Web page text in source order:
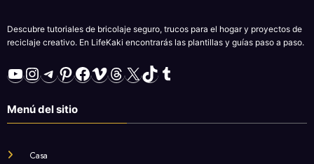
Descubre tutoriales de bricolaje seguro, trucos para el hogar y proyectos de
reciclaje creativo. En LifeKaki encontrarás las plantillas y guías paso a paso.
YouTube
Instagram
Telegram
Pinterest
Facebook
Vimeo
Threads
X TikTokTumblr
Menú del sitio
Casa